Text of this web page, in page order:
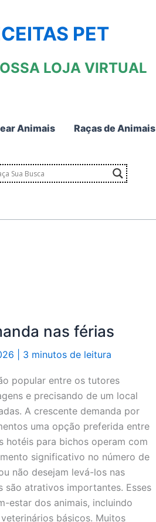
PET
LOJA VIRTUAL
Animais Raças de Animais
nas férias
3 minutos de leitura
popular entre os tutores
e precisando de um local
A crescente demanda por
uma opção preferida entre
hotéis para bichos operam com
significativo no número de
não desejam levá-los nas
atrativos importantes. Esses
estar dos animais, incluindo
básicos. Muitos